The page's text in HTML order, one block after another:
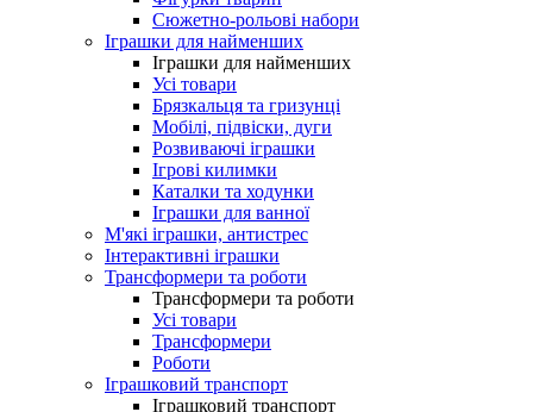
Сюжетно-рольові набори
Іграшки для найменших
Іграшки для найменших
Усі товари
Брязкальця та гризунці
Мобілі, підвіски, дуги
Розвиваючі іграшки
Ігрові килимки
Каталки та ходунки
Іграшки для ванної
М'які іграшки, антистрес
Інтерактивні іграшки
Трансформери та роботи
Трансформери та роботи
Усі товари
Трансформери
Роботи
Іграшковий транспорт
Іграшковий транспорт